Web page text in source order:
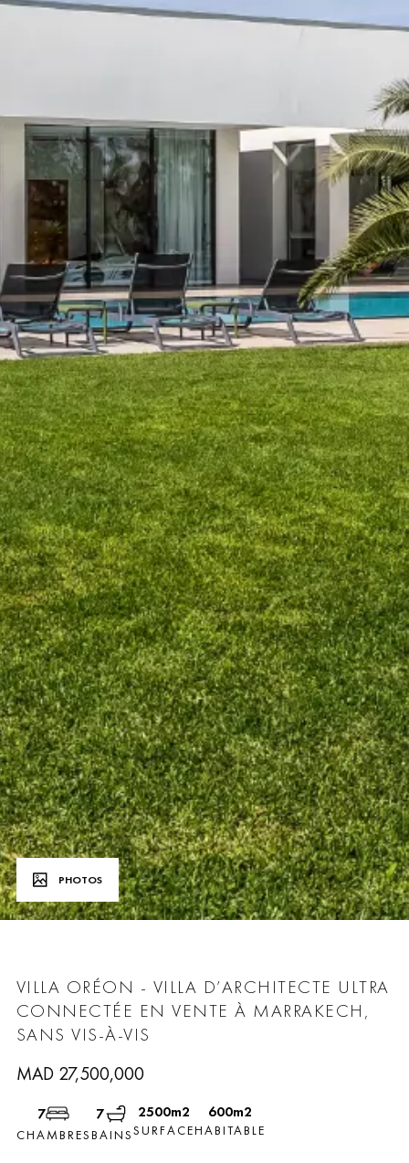
PHOTOS
VILLA ORÉON - VILLA D’ARCHITECTE ULTRA
CONNECTÉE EN VENTE À MARRAKECH,
SANS VIS-À-VIS
MAD 27,500,000
7
CHAMBRES
7
BAINS
2500m2
SURFACE
600m2
HABITABLE